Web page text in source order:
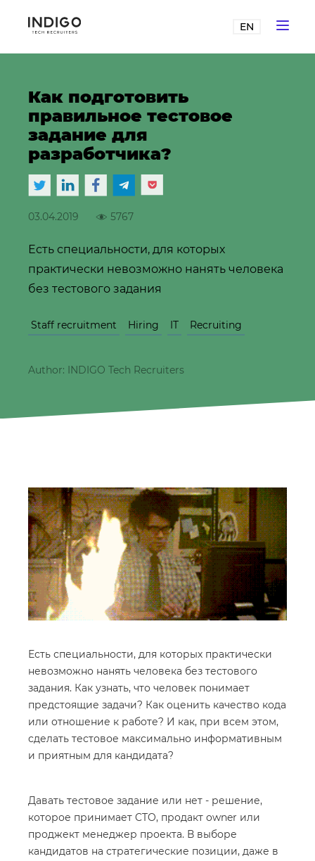
EN
Как подготовить
правильное тестовое
задание для
разработчика?
03.04.2019 5767
Есть специальности, для которых
практически невозможно нанять человека
без тестового задания
Staff recruitment Hiring IT Recruiting
Author: INDIGO Tech Recruiters
Есть специальности, для которых практически
невозможно нанять человека без тестового
задания. Как узнать, что человек понимает
предстоящие задачи? Как оценить качество кода
или отношение к работе? И как, при всем этом,
сделать тестовое максимально информативным
и приятным для кандидата?
Давать тестовое задание или нет - решение,
которое принимает CTO, продакт owner или
проджект менеджер проекта. В выборе
кандидатов на стратегические позиции, даже в